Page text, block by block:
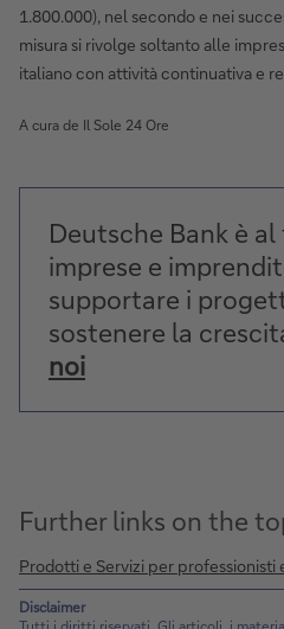
1.800.000), nel secondo e nei
misura si rivolge soltanto alle
italiano con attività continuativa e
A cura de Il Sole 24 Ore
Deutsche Bank è
imprese e
supportare i
sostenere la
noi
Further links on the
Prodotti e Servizi per professionisti
Disclaimer